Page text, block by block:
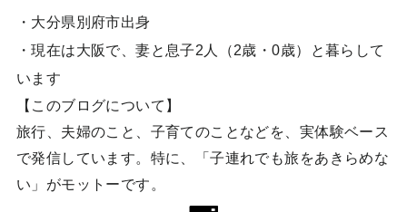
・大分県別府市出身
・現在は大阪で、妻と息子2人（2歳・0歳）と暮らして
います
【このブログについて】
旅行、夫婦のこと、子育てのことなどを、実体験ベース
で発信しています。特に、「子連れでも旅をあきらめな
い」がモットーです。